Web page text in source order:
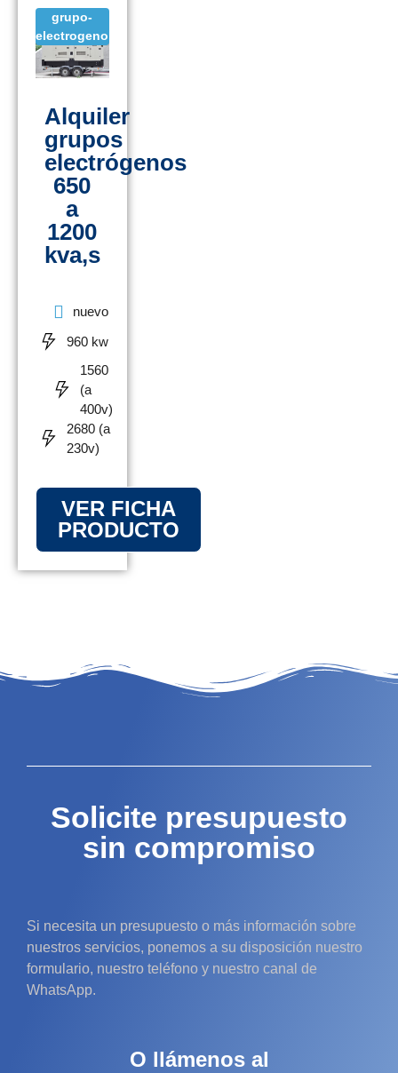
grupo-
electrogeno
Alquiler
grupos
electrógenos
650
a
1200
kva,s
nuevo
960 kw
1560
(a
400v)
2680 (a
230v)
VER FICHA
PRODUCTO
Solicite presupuesto
sin compromiso
Si necesita un presupuesto o más información sobre
nuestros servicios, ponemos a su disposición nuestro
formulario, nuestro teléfono y nuestro canal de
WhatsApp.
O llámenos al